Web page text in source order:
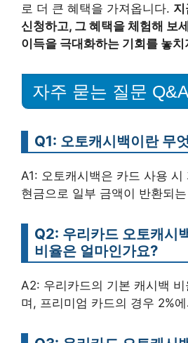
로 더 큰 혜택을 가져옵니다.
신청하고, 그 혜택을 체험해 보
이득을 극대화하는 기회를 놓
자주 묻는 질문 Q&A
Q1: 오토캐시백이란 무
A1: 오토캐시백은 카드 사용
현금으로 일부 금액이 반환되
Q2: 우리카드 오토캐시
비율은 얼마인가요?
A2: 우리카드의 기본 캐시백 비
며, 프리미엄 카드의 경우 2%